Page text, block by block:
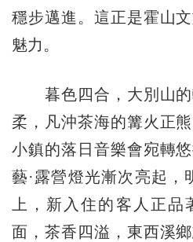
穩步邁進。這正是霍山
魅力。
暮色四合，大別山的
柔，凡沖茶海的篝火正
小鎮的落日音樂會宛轉
藝·露營燈光漸次亮起，
上，新入住的客人正
面，茶香四溢，東西溪